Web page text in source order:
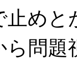
止めと
ら問題